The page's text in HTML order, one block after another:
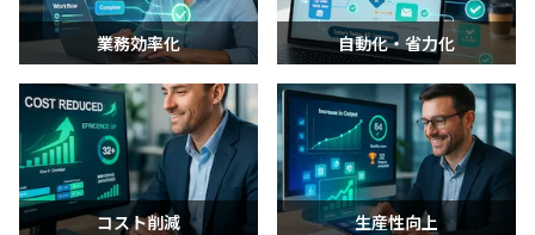
業務効率化 自動化・省力化
コスト削減 生産性向上